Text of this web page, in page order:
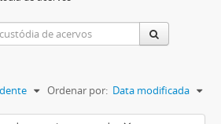
Ordenar por: Data modificada